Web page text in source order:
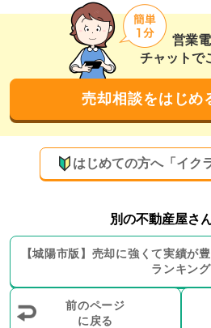
営業
チャットで
売却相談をはじめ
はじめての方へ「イク
別の不動産屋さ
【城陽市版】 売却に強くて実績が
ランキング
前のページ
に戻る